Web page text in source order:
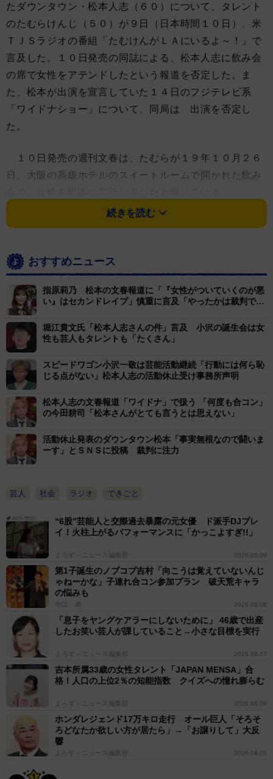
たダウンタウン・松本人志（６０）について、タレント
のたむらけんじ（５０）が９日（日本時間１０日）、米
ＴＪＳラジオの番組「たむけんがＬＡにいるよ～！」で
言及した。１０日発売の同誌による、松本人志に飲み会
の席で女性をアテンドしたという報道を否定した。ま
た、松本が出演を宣言していた１４日のフジテレビ系
「ワイドナショー」について、同局は 出演を否定し
た。
１０日発売の週刊文春は、たむらが１９年１０月２６
日、大阪の高級ホテルのスイートルームで開かれた飲み
たむらは「そういう会があったのは事実です。ただ記
てなくて、僕の感覚では合コン」と女性たちが同席した
会の開催は認めたが、「絶対にそんなことはしない」
と、松本に女性を紹介する目的はなかったと強調。「今
考えるとこのような会をすること自体が良くなかったん
やなと、やらなければ良かったなと今は後悔も反省もし
ています」と、神妙に話した。
記事では女性に３０００円を渡し、口止めをはかった
とされるが「タクシー代」と説明。口止めも「会は楽し
く、悪いものだとは思っていなかったので、口止めする
理由がない」と強く否定した。
また、女性を個別に呼び出し、松本と２人で飲ませよ
とされることも「人生で言ったことない」と否定。参加
ました」と認めた。
その上で、女性たちに対し「記事に出はるっていうこ
とは、何か不快な思いをしたからこうやって（文春に）
お話ししたと思う。そこに関しては謝りたい」と謝罪し
た。
続きを読む
おすすめニュース
指原莉乃 松本の文春報道に「『女性がついていくのが悪
い』はセカンドレイプ」慎重に言及「やったかは裁判で明
堀江貴文氏「松本人志さんの件」言及 小沢の誕生会は女
性も芸人もタレントも「たくさん」
スピードワゴン小沢一敬は芸能活動継続「行動には何ら恥
じる点がない」松本人志の活動休止受け事務所声明
松本人志の文春報道「ワイドナ」で扱う 「何度も合コン」
の今田耕司「松本さんがとても言うとは思えない」
活動休止発表のダウンタウン松本「事実無根なので闘いま
ーす」とＳＮＳに投稿 裁判に注力
芸人 社会 ラジオ できごと
“6股”芸能人と交際過去暴露の元女優 ド派手DJプレ
イ！火柱上がるパフォーマンスに「かっこよすぎ!!」
よろず～ニュース編集部 2026.08.09
第1子誕生のノブコブ吉村「向こうは覚えていないんじ
ゃねーかな」子連れ合コン参加プラン 破天荒キャラ
の悩みも
中江 寿 2026.08.08
「息子をヤングケアラーにしないために」 46歳で出産
したお笑い芸人が課していること→小さな目標を実行
よろず～ニュース編集部 2026.08.07
吉本所属33歳の女性タレント「JAPAN MENSA」合
格！人口の上位2％の知能指数 クイズへの憧れ膨らむ
よろず～ニュース編集部 2026.08.06
ホンダレジェンド17万キロ走行 オール巨人「そろそ
ろどなたか欲しい方が居たら」→「お譲りして」大反
響
よろず～ニュース編集部 2026.08.05